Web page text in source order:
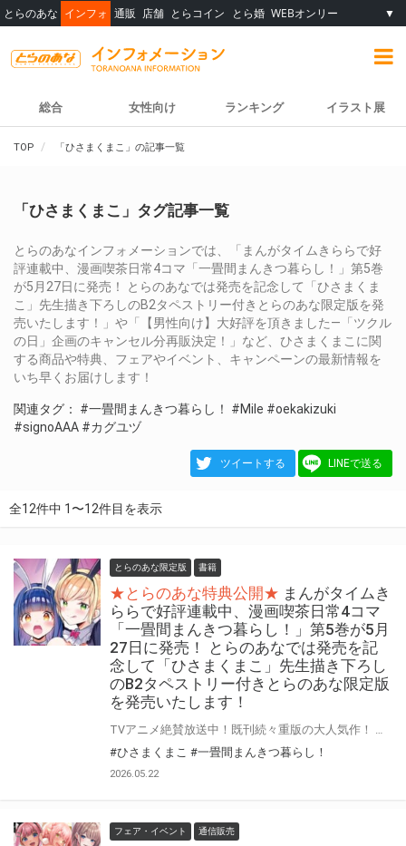
とらのあな インフォ 通販 店舗 とらコイン とら婚 WEBオンリー ▼
総合 女性向け ランキング イラスト展
TOP 「ひさまくまこ」の記事一覧
「ひさまくまこ」タグ記事一覧
とらのあなインフォメーションでは、「まんがタイムきららで好
評連載中、漫画喫茶日常4コマ「一畳間まんきつ暮らし！」第5巻
が5月27日に発売！ とらのあなでは発売を記念して「ひさまくま
こ」先生描き下ろしのB2タペストリー付きとらのあな限定版を発
売いたします！」や「【男性向け】大好評を頂きました―「ツクル
の日」企画のキャンセル分再販決定！」など、ひさまくまこに関
する商品や特典、フェアやイベント、キャンペーンの最新情報を
いち早くお届けします！
関連タグ： #一畳間まんきつ暮らし！ #Mile #oekakizuki
#signoAAA #カグユヅ
ツイートする LINEで送る
全12件中 1〜12件目を表示
とらのあな限定版 書籍
★とらのあな特典公開★ まんがタイムき
ららで好評連載中、漫画喫茶日常4コマ
「一畳間まんきつ暮らし！」第5巻が5月
27日に発売！ とらのあなでは発売を記
念して「ひさまくまこ」先生描き下ろし
のB2タペストリー付きとらのあな限定版
を発売いたします！
#ひさまくまこ #一畳間まんきつ暮らし！
2026.05.22
フェア・イベント 通信販売